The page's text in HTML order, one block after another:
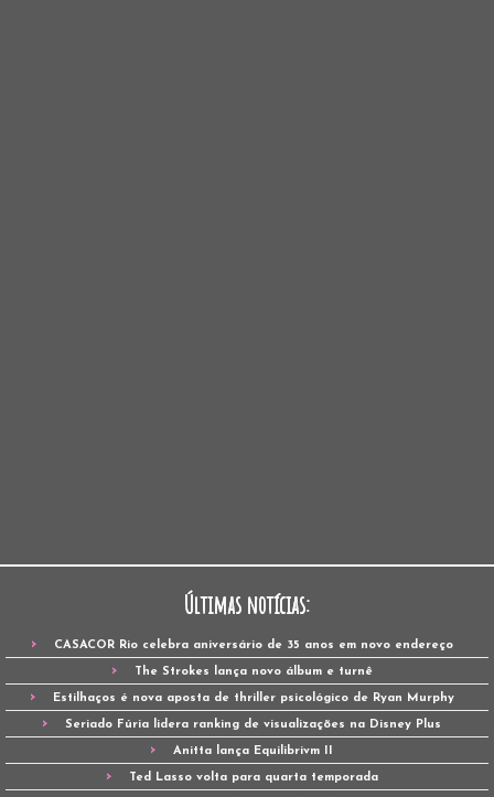
Últimas notícias:
CASACOR Rio celebra aniversário de 35 anos em novo endereço
The Strokes lança novo álbum e turnê
Estilhaços é nova aposta de thriller psicológico de Ryan Murphy
Seriado Fúria lidera ranking de visualizações na Disney Plus
Anitta lança Equilibrivm II
Ted Lasso volta para quarta temporada